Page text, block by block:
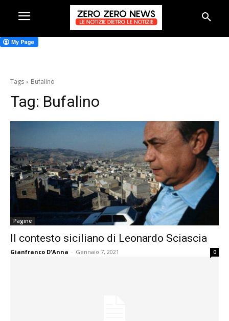
Tags Bufalino
Tag: Bufalino
Pagine
Il contesto siciliano di Leonardo Sciascia
Gianfranco D'Anna - Gennaio 7, 2021 0